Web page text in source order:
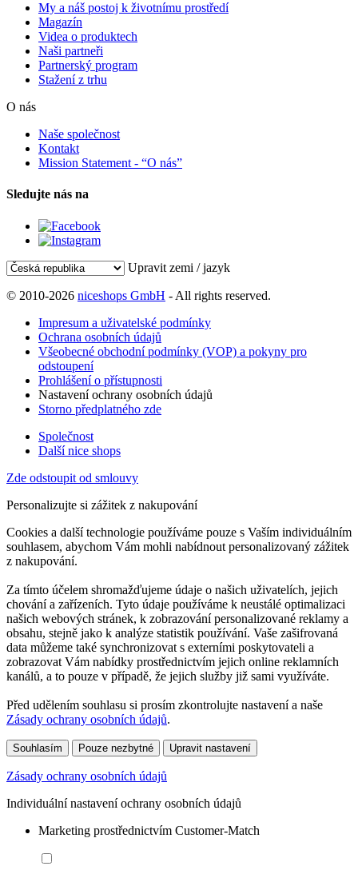
My a náš postoj k životnímu prostředí
Magazín
Videa o produktech
Naši partneři
Partnerský program
Stažení z trhu
O nás
Naše společnost
Kontakt
Mission Statement - “O nás”
Sledujte nás na
Upravit zemi / jazyk
© 2010-2026 niceshops GmbH - All rights reserved.
Impresum a uživatelské podmínky
Ochrana osobních údajů
Všeobecné obchodní podmínky (VOP) a pokyny pro
odstoupení
Prohlášení o přístupnosti
Nastavení ochrany osobních údajů
Storno předplatného zde
Společnost
Další nice shops
Zde odstoupit od smlouvy
Personalizujte si zážitek z nakupování
Cookies a další technologie používáme pouze s Vaším individuálním
souhlasem, abychom Vám mohli nabídnout personalizovaný zážitek
z nakupování.
Za tímto účelem shromažďujeme údaje o našich uživatelích, jejich
chování a zařízeních. Tyto údaje používáme k neustálé optimalizaci
našich webových stránek, k zobrazování personalizované reklamy a
obsahu, stejně jako k analýze statistik používání. Vaše zašifrovaná
data můžeme také synchronizovat s externími poskytovateli a
zobrazovat Vám nabídky prostřednictvím jejich online reklamních
kanálů, a to pouze v případě, že jejich služby již sami využíváte.
Před udělením souhlasu si prosím zkontrolujte nastavení a naše
Zásady ochrany osobních údajů.
Souhlasím Pouze nezbytné Upravit nastavení
Zásady ochrany osobních údajů
Individuální nastavení ochrany osobních údajů
Marketing prostřednictvím Customer-Match